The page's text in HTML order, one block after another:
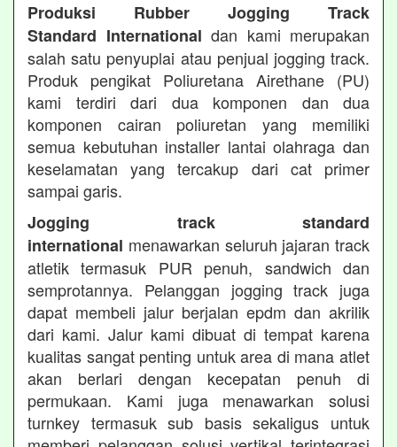
Produksi Rubber Jogging Track
Standard International dan kami merupakan
salah satu penyuplai atau penjual jogging track.
Produk pengikat Poliuretana Airethane (PU)
kami terdiri dari dua komponen dan dua
komponen cairan poliuretan yang memiliki
semua kebutuhan installer lantai olahraga dan
keselamatan yang tercakup dari cat primer
sampai garis.
Jogging track standard
international menawarkan seluruh jajaran track
atletik termasuk PUR penuh, sandwich dan
semprotannya. Pelanggan jogging track juga
dapat membeli jalur berjalan epdm dan akrilik
dari kami. Jalur kami dibuat di tempat karena
kualitas sangat penting untuk area di mana atlet
akan berlari dengan kecepatan penuh di
permukaan. Kami juga menawarkan solusi
turnkey termasuk sub basis sekaligus untuk